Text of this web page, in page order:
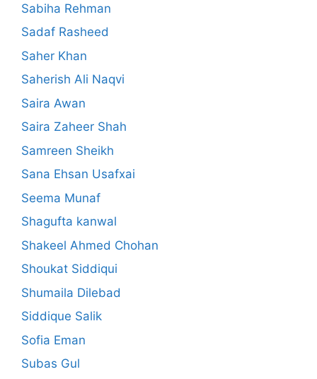
Sabiha Rehman
Sadaf Rasheed
Saher Khan
Saherish Ali Naqvi
Saira Awan
Saira Zaheer Shah
Samreen Sheikh
Sana Ehsan Usafxai
Seema Munaf
Shagufta kanwal
Shakeel Ahmed Chohan
Shoukat Siddiqui
Shumaila Dilebad
Siddique Salik
Sofia Eman
Subas Gul